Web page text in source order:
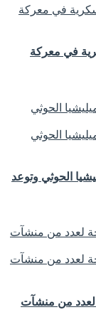
في معركة
الحوثي وتوعد
لعدد من منشآت